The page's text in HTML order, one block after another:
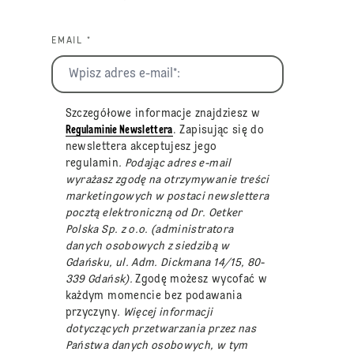
EMAIL *
Szczegółowe informacje znajdziesz w
Regulaminie Newslettera. Zapisując się do
newslettera akceptujesz jego
regulamin. Podając adres e-mail
wyrażasz zgodę na otrzymywanie treści
marketingowych w postaci newslettera
pocztą elektroniczną od Dr. Oetker
Polska Sp. z o.o. (administratora
danych osobowych z siedzibą w
Gdańsku, ul. Adm. Dickmana 14/15, 80-
339 Gdańsk).Zgodę możesz wycofać w
każdym momencie bez podawania
przyczyny. Więcej informacji
dotyczących przetwarzania przez nas
Państwa danych osobowych, w tym